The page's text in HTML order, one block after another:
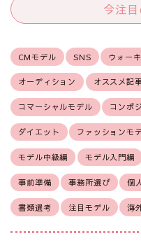
今注
CMモデル SNS ウォー
オーディション オススメ記
コマーシャルモデル コンポ
ダイエット ファッションモ
モデル中級編 モデル入門編
事前準備 事務所選び 個
書類選考 注目モデル 海